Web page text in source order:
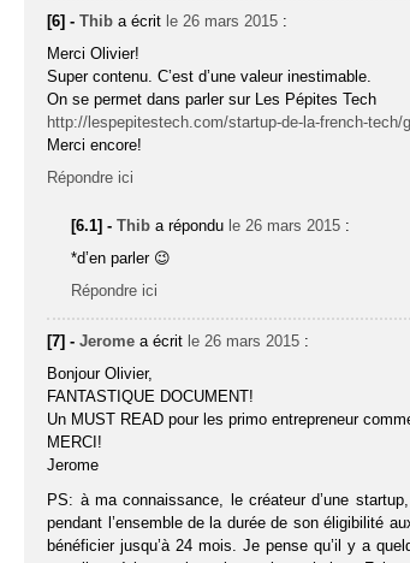
[6] -Thib a écrit le 26 mars 2015 :
Merci Olivier!
Super contenu. C’est d’une valeur inestimable.
On se permet dans parler sur Les Pépites Tech
http://lespepitestech.com/startup-de-la-french-tech/
Merci encore!
Répondre ici
[6.1] -Thib a répondu le 26 mars 2015 :
*d’en parler 😉
Répondre ici
[7] -Jerome a écrit le 26 mars 2015 :
Bonjour Olivier,
FANTASTIQUE DOCUMENT!
Un MUST READ pour les primo entrepreneur
MERCI!
Jerome
PS: à ma connaissance, le créateur d’une
pendant l’ensemble de la durée de son éligibilité
bénéficier jusqu’à 24 mois. Je pense qu’il y a